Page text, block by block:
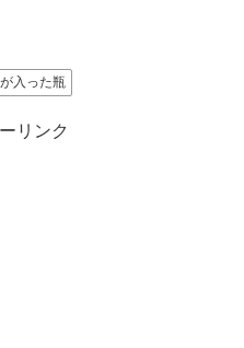
入った瓶
リンク